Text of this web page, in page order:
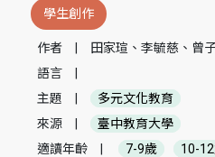
學生創作
作者
田家瑄、李毓慈、曾
語言
主題
多元文化教育
來源
臺中教育大學
適讀年齡
7-9歲 10-